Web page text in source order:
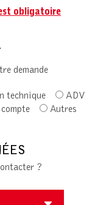
obligatoire
demande
technique
ADV
Autres
?